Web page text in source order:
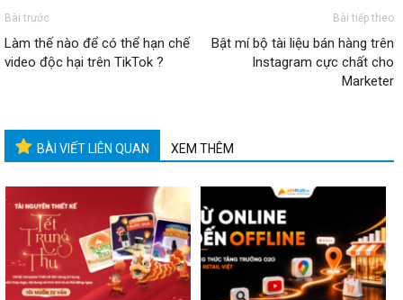
Bài trước
Làm thế nào để có thể hạn chế
video độc hại trên TikTok ?
Bài tiếp theo
Bật mí bộ tài liệu bán hàng trên
Instagram cực chất cho
Marketer
BÀI VIẾT LIÊN QUAN XEM THÊM